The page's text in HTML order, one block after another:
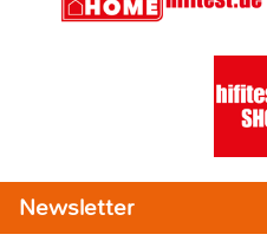
Newsletter